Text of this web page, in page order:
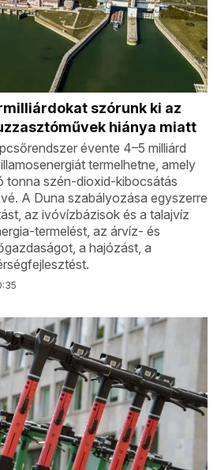
szórunk ki az
hiánya miatt
évente 4–5 milliárd
termelhetne, amely
tonna szén-dioxid-kibocsátás
A Duna szabályozása egyszerre
az ivóvízbázisok és a talajvíz
termelést, az árvíz- és
a hajózást, a